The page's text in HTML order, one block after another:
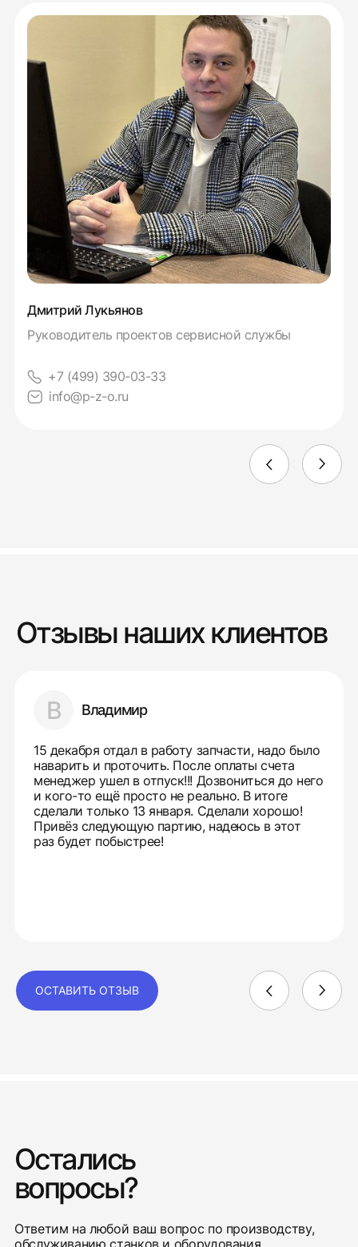
Дмитрий Лукьянов
Руководитель проектов сервисной службы
+7 (499) 390-03-33
info@p-z-o.ru
Отзывы наших клиентов
В Владимир
15 декабря отдал в работу запчасти, надо было
наварить и проточить. После оплаты счета
менеджер ушел в отпуск!!! Дозвониться до него
и кого-то ещё просто не реально. В итоге
сделали только 13 января. Сделали хорошо!
Привёз следующую партию, надеюсь в этот
раз будет побыстрее!
ОСТАВИТЬ ОТЗЫВ
Остались
вопросы?
Ответим на любой ваш вопрос по производству,